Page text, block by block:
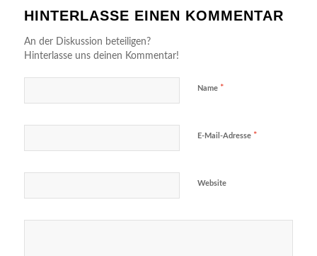
HINTERLASSE EINEN KOMMENTAR
An der Diskussion beteiligen?
Hinterlasse uns deinen Kommentar!
Name *
E-Mail-Adresse *
Website